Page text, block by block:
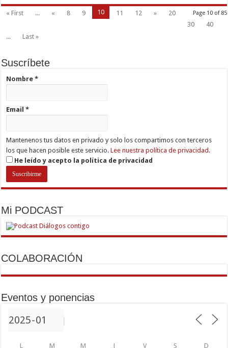
Page 10 of 85
« First ... « 8 9 10 11 12 »
20
30
40
...
Last »
Suscríbete
Nombre*
Email*
Mantenenos tus datos en privado y solo los compartimos con terceros
los que hacen posible este servicio.Lee nuestra política de privacidad.
He leído y acepto la política de privacidad
Mi PODCAST
COLABORACIÓN
Eventos y ponencias
L M M J V S D